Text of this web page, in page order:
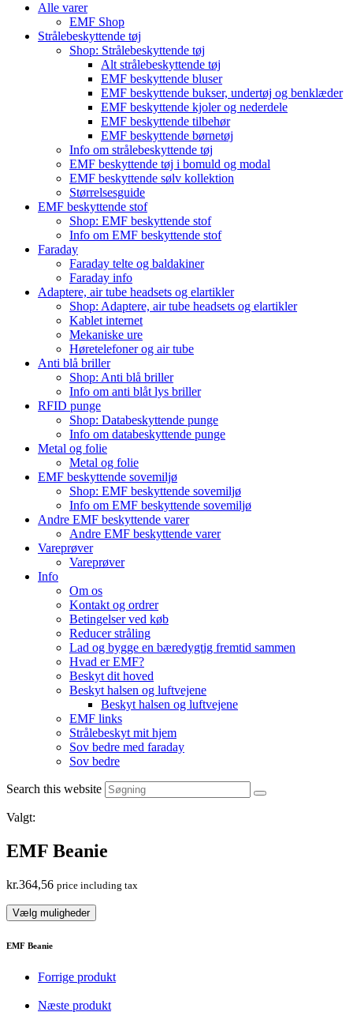
Alle varer
EMF Shop
Strålebeskyttende tøj
Shop: Strålebeskyttende tøj
Alt strålebeskyttende tøj
EMF beskyttende bluser
EMF beskyttende bukser, undertøj og benklæder
EMF beskyttende kjoler og nederdele
EMF beskyttende tilbehør
EMF beskyttende børnetøj
Info om strålebeskyttende tøj
EMF beskyttende tøj i bomuld og modal
EMF beskyttende sølv kollektion
Størrelsesguide
EMF beskyttende stof
Shop: EMF beskyttende stof
Info om EMF beskyttende stof
Faraday
Faraday telte og baldakiner
Faraday info
Adaptere, air tube headsets og elartikler
Shop: Adaptere, air tube headsets og elartikler
Kablet internet
Mekaniske ure
Høretelefoner og air tube
Anti blå briller
Shop: Anti blå briller
Info om anti blåt lys briller
RFID punge
Shop: Databeskyttende punge
Info om databeskyttende punge
Metal og folie
Metal og folie
EMF beskyttende sovemiljø
Shop: EMF beskyttende sovemiljø
Info om EMF beskyttende sovemiljø
Andre EMF beskyttende varer
Andre EMF beskyttende varer
Vareprøver
Vareprøver
Info
Om os
Kontakt og ordrer
Betingelser ved køb
Reducer stråling
Lad og bygge en bæredygtig fremtid sammen
Hvad er EMF?
Beskyt dit hoved
Beskyt halsen og luftvejene
Beskyt halsen og luftvejene
EMF links
Strålebeskyt mit hjem
Sov bedre med faraday
Sov bedre
Search this website
Valgt:
EMF Beanie
kr.364,56 price including tax
Vælg muligheder
EMF Beanie
Forrige produkt
Næste produkt